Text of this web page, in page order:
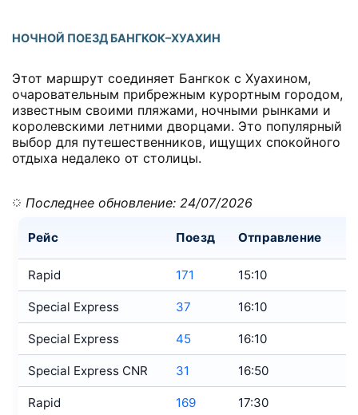
НОЧНОЙ ПОЕЗД БАНГКОК–ХУАХИН
Этот маршрут соединяет Бангкок с Хуахином,
очаровательным прибрежным курортным городом,
известным своими пляжами, ночными рынками и
королевскими летними дворцами. Это популярный
выбор для путешественников, ищущих спокойного
отдыха недалеко от столицы.
Последнее обновление: 24/07/2026
Рейс Поезд Отправление
Rapid 171 15:10
Special Express 37 16:10
Special Express 45 16:10
Special Express CNR 31 16:50
Rapid 169 17:30